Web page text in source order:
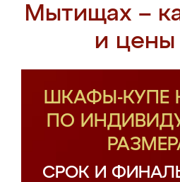
Мытищах –
и цены
ШКАФЫ-КУПЕ
ПО
СРОК И